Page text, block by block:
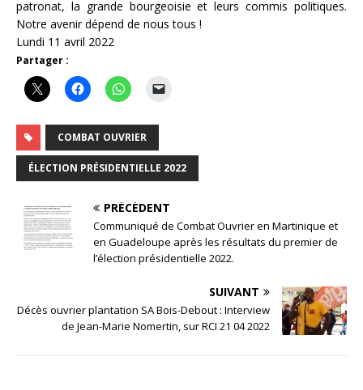
patronat, la grande bourgeoisie et leurs commis politiques.
Notre avenir dépend de nous tous !
Lundi 11 avril 2022
Partager :
COMBAT OUVRIER
ÉLECTION PRÉSIDENTIELLE 2022
PRÉCÉDENT
Communiqué de Combat Ouvrier en Martinique et
en Guadeloupe après les résultats du premier de
l’élection présidentielle 2022.
SUIVANT
Décès ouvrier plantation SA Bois-Debout : Interview
de Jean-Marie Nomertin, sur RCI 21 04 2022